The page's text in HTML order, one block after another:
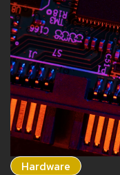
Hardware